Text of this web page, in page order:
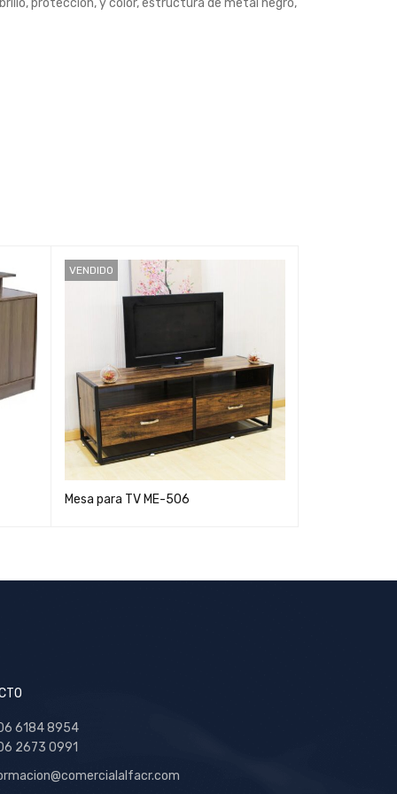
VENDIDO
Mesa para TV ME-506
6184 8954
2673 0991